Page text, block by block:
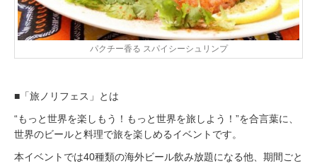
パクチー香る スパイシーシュリンプ
■「旅ノリフェス」とは
“もっと世界を楽しもう！もっと世界を旅しよう！”を合言葉に、
世界のビールと料理で旅を楽しめるイベントです。
本イベントでは40種類の海外ビール飲み放題になる他、期間ごと